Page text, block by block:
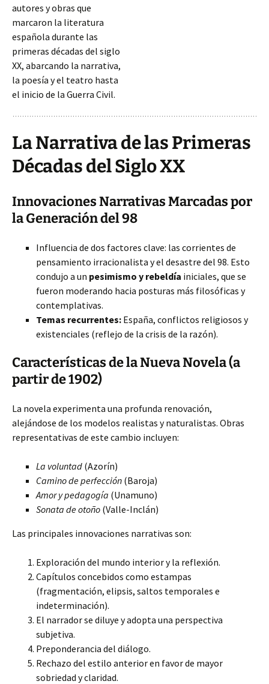
autores y obras que
marcaron la literatura
española durante las
primeras décadas del siglo
XX, abarcando la narrativa,
la poesía y el teatro hasta
el inicio de la Guerra Civil.
La Narrativa de las Primeras
Décadas del Siglo XX
Innovaciones Narrativas Marcadas por
la Generación del 98
Influencia de dos factores clave: las corrientes de
pensamiento irracionalista y el desastre del 98. Esto
condujo a un pesimismo y rebeldía iniciales, que se
fueron moderando hacia posturas más filosóficas y
contemplativas.
Temas recurrentes: España, conflictos religiosos y
existenciales (reflejo de la crisis de la razón).
Características de la Nueva Novela (a
partir de 1902)
La novela experimenta una profunda renovación,
alejándose de los modelos realistas y naturalistas. Obras
representativas de este cambio incluyen:
La voluntad (Azorín)
Camino de perfección (Baroja)
Amor y pedagogía (Unamuno)
Sonata de otoño (Valle-Inclán)
Las principales innovaciones narrativas son:
Exploración del mundo interior y la reflexión.
Capítulos concebidos como estampas
(fragmentación, elipsis, saltos temporales e
indeterminación).
El narrador se diluye y adopta una perspectiva
subjetiva.
Preponderancia del diálogo.
Rechazo del estilo anterior en favor de mayor
sobriedad y claridad.